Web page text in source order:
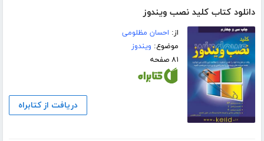
دانلود کتاب کلید نصب ویندوز
از: احسان مظلومی
موضوع: ویندوز
۸۱ صفحه
دریافت از کتابراه